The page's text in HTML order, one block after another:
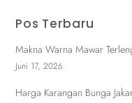
Pos Terbaru
Makna Warna Mawar
Juni 17, 2026
Harga Karangan Bunga